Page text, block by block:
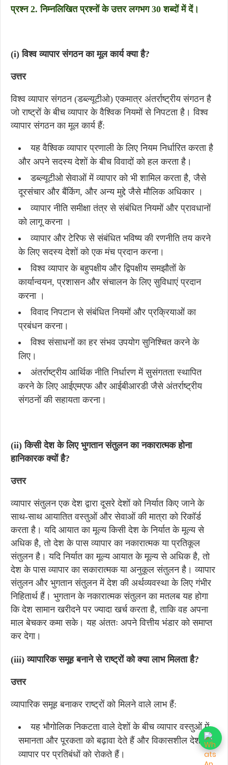
प्रश्न 2. निम्नलिखित प्रश्नों के उत्तर लगभग 30 शब्दों में दें।
(i) विश्व व्यापार संगठन का मूल कार्य क्या है?
उत्तर
विश्व व्यापार संगठन (डब्ल्यूटीओ) एकमात्र अंतर्राष्ट्रीय संगठन है
जो राष्ट्रों के बीच व्यापार के वैश्विक नियमों से निपटता है। विश्व
व्यापार संगठन का मूल कार्य हैं:
यह वैश्विक व्यापार प्रणाली के लिए नियम निर्धारित करता है
और अपने सदस्य देशों के बीच विवादों को हल करता है।
डब्ल्यूटीओ सेवाओं में व्यापार को भी शामिल करता है, जैसे
दूरसंचार और बैंकिंग, और अन्य मुद्दे जैसे मौलिक अधिकार ।
व्यापार नीति समीक्षा तंत्र से संबंधित नियमों और प्रावधानों
को लागू करना ।
व्यापार और टेरिफ से संबंधित भविष्य की रणनीति तय करने
के लिए सदस्य देशों को एक मंच प्रदान करना।
विश्व व्यापार के बहुपक्षीय और द्विपक्षीय समझौतों के
कार्यान्वयन, प्रशासन और संचालन के लिए सुविधाएं प्रदान
करना ।
विवाद निपटान से संबंधित नियमों और प्रक्रियाओं का
प्रबंधन करना।
विश्व संसाधनों का हर संभव उपयोग सुनिश्चित करने के
लिए।
अंतर्राष्ट्रीय आर्थिक नीति निर्धारण में सुसंगतता स्थापित
करने के लिए आईएमएफ और आईबीआरडी जैसे अंतर्राष्ट्रीय
संगठनों की सहायता करना।
(ii) किसी देश के लिए भुगतान संतुलन का नकारात्मक होना
हानिकारक क्यों है?
उत्तर
व्यापार संतुलन एक देश द्वारा दूसरे देशों को निर्यात किए जाने के
साथ-साथ आयातित वस्तुओं और सेवाओं की मात्रा को रिकॉर्ड
करता है। यदि आयात का मूल्य किसी देश के निर्यात के मूल्य से
अधिक है, तो देश के पास व्यापार का नकारात्मक या प्रतिकूल
संतुलन है। यदि निर्यात का मूल्य आयात के मूल्य से अधिक है, तो
देश के पास व्यापार का सकारात्मक या अनुकूल संतुलन है। व्यापार
संतुलन और भुगतान संतुलन में देश की अर्थव्यवस्था के लिए गंभीर
निहितार्थ हैं। भुगतान के नकारात्मक संतुलन का मतलब यह होगा
कि देश सामान खरीदने पर ज्यादा खर्च करता है, ताकि वह अपना
माल बेचकर कमा सके। यह अंततः अपने वित्तीय भंडार को समाप्त
कर देगा।
(iii) व्यापारिक समूह बनाने से राष्ट्रों को क्या लाभ मिलता है?
उत्तर
व्यापारिक समूह बनाकर राष्ट्रों को मिलने वाले लाभ हैं:
यह भौगोलिक निकटता वाले देशों के बीच व्यापार वस्तुओं में
समानता और पूरकता को बढ़ावा देते हैं और विकासशील देशों के
व्यापार पर प्रतिबंधों को रोकते हैं।